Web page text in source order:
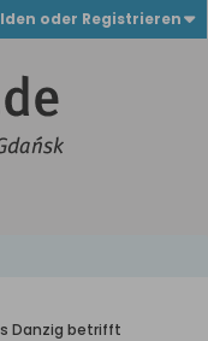
oder Registrieren
Danzig betrifft